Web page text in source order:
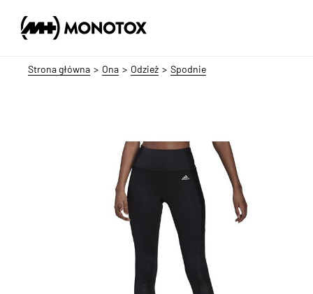
Strona główna Ona Odzież Spodnie